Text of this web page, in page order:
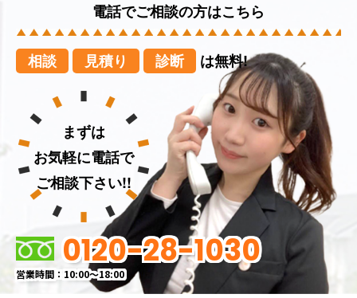
電話でご相談の方はこちら
相談 見積り 診断 は無料!
まずは
お気軽に電話で
ご相談下さい!!
0120-28-1030
営業時間：10:00～18:00